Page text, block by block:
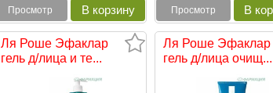
Просмотр Просмотр
Ля Роше Эфаклар
гель д/лица и те...
Ля Роше Эфаклар
гель д/лица очищ...